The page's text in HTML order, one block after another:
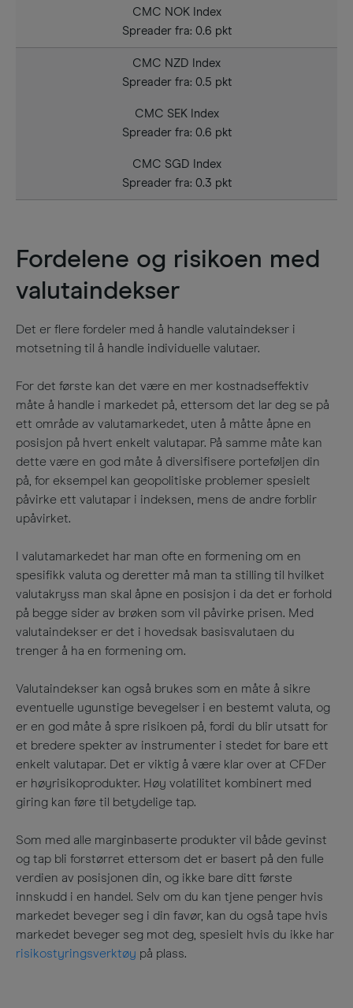
CMC NOK Index
Spreader fra: 0.6 pkt
CMC NZD Index
Spreader fra: 0.5 pkt
CMC SEK Index
Spreader fra: 0.6 pkt
CMC SGD Index
Spreader fra: 0.3 pkt
Fordelene og risikoen med
valutaindekser
Det er flere fordeler med å handle valutaindekser i
motsetning til å handle individuelle valutaer.
For det første kan det være en mer kostnadseffektiv
måte å handle i markedet på, ettersom det lar deg se på
ett område av valutamarkedet, uten å måtte åpne en
posisjon på hvert enkelt valutapar. På samme måte kan
dette være en god måte å diversifisere porteføljen din
på, for eksempel kan geopolitiske problemer spesielt
påvirke ett valutapar i indeksen, mens de andre forblir
upåvirket.
I valutamarkedet har man ofte en formening om en
spesifikk valuta og deretter må man ta stilling til hvilket
valutakryss man skal åpne en posisjon i da det er forhold
på begge sider av brøken som vil påvirke prisen. Med
valutaindekser er det i hovedsak basisvalutaen du
trenger å ha en formening om.
Valutaindekser kan også brukes som en måte å sikre
eventuelle ugunstige bevegelser i en bestemt valuta, og
er en god måte å spre risikoen på, fordi du blir utsatt for
et bredere spekter av instrumenter i stedet for bare ett
enkelt valutapar. Det er viktig å være klar over at CFDer
er høyrisikoprodukter. Høy volatilitet kombinert med
giring kan føre til betydelige tap.
Som med alle marginbaserte produkter vil både gevinst
og tap bli forstørret ettersom det er basert på den fulle
verdien av posisjonen din, og ikke bare ditt første
innskudd i en handel. Selv om du kan tjene penger hvis
markedet beveger seg i din favør, kan du også tape hvis
markedet beveger seg mot deg, spesielt hvis du ikke har
risikostyringsverktøy på plass.